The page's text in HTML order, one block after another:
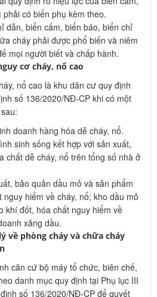
có biển phụ kèm theo.
dẫn, biển cấm, biển báo, biển chỉ
cháy phải được phổ biến và niêm
mọi người biết và chấp hành.
cơ cháy, nổ cao
nổ cao là khu dân cư quy định
số 136/2020/NĐ-CP khi có một
doanh hàng hóa dễ cháy, nổ.
sinh sống kết hợp với sản xuất,
chất dễ cháy, nổ trên tổng số nhà ở
bảo quản dầu mỏ và sản phẩm
hiểm về cháy, nổ; kho dầu mỏ
khí đốt, hóa chất nguy hiểm về
xăng dầu.
về phòng cháy và chữa cháy
căn cứ bộ máy tổ chức, biên chế,
danh mục quy định tại Phụ lục III
số 136/2020/NĐ-CP để quyết